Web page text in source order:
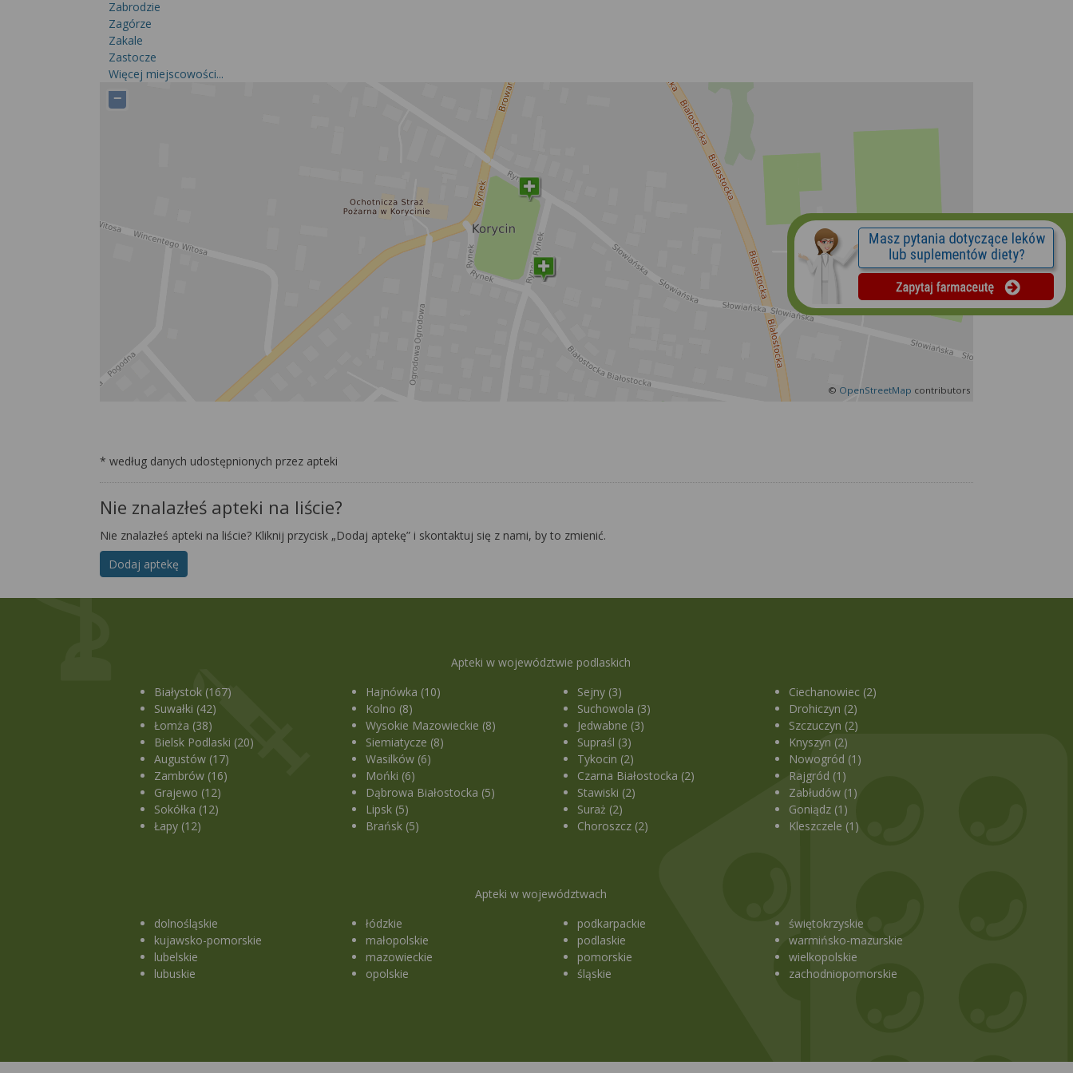
Zabrodzie
Zagórze
Zakale
Zastocze
Więcej miejscowości...
−
© OpenStreetMap contributors
* według danych udostępnionych przez apteki
Nie znalazłeś apteki na liście?
Nie znalazłeś apteki na liście? Kliknij przycisk „Dodaj aptekę” i skontaktuj się z nami, by to zmienić.
Dodaj aptekę
Apteki w województwie podlaskich
Białystok (167)
Suwałki (42)
Łomża (38)
Bielsk Podlaski (20)
Augustów (17)
Zambrów (16)
Grajewo (12)
Sokółka (12)
Łapy (12)
Hajnówka (10)
Kolno (8)
Wysokie Mazowieckie (8)
Siemiatycze (8)
Wasilków (6)
Mońki (6)
Dąbrowa Białostocka (5)
Lipsk (5)
Brańsk (5)
Sejny (3)
Suchowola (3)
Jedwabne (3)
Supraśl (3)
Tykocin (2)
Czarna Białostocka (2)
Stawiski (2)
Suraż (2)
Choroszcz (2)
Ciechanowiec (2)
Drohiczyn (2)
Szczuczyn (2)
Knyszyn (2)
Nowogród (1)
Rajgród (1)
Zabłudów (1)
Goniądz (1)
Kleszczele (1)
Apteki w województwach
dolnośląskie
kujawsko-pomorskie
lubelskie
lubuskie
łódzkie
małopolskie
mazowieckie
opolskie
podkarpackie
podlaskie
pomorskie
śląskie
świętokrzyskie
warmińsko-mazurskie
wielkopolskie
zachodniopomorskie